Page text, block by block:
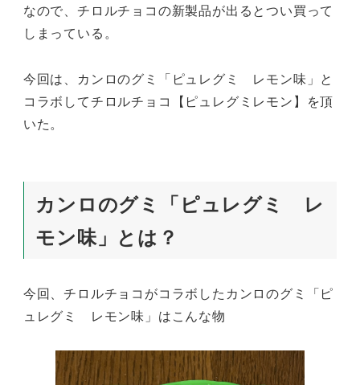
なので、チロルチョコの新製品が出るとつい買って
しまっている。
今回は、カンロのグミ「ピュレグミ レモン味」と
コラボしてチロルチョコ【ピュレグミレモン】を頂
いた。
カンロのグミ「ピュレグミ レ
モン味」とは？
今回、チロルチョコがコラボしたカンロのグミ「ピ
ュレグミ レモン味」はこんな物